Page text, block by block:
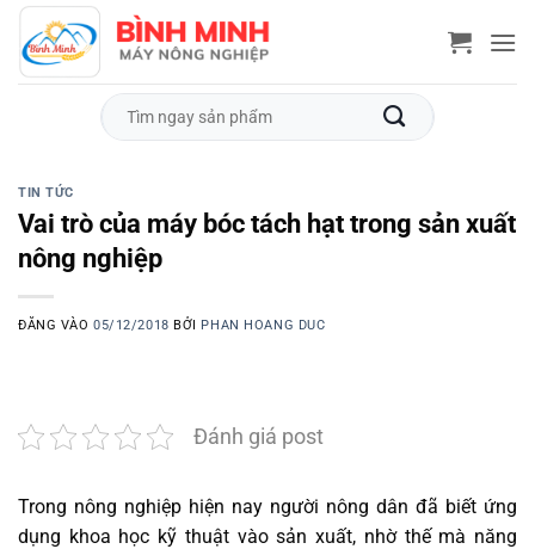
qua
nội
Tìm
TIN TỨC
Vai trò của máy bóc tách hạt trong sản xuất
nông nghiệp
ĐĂNG VÀO05/12/2018 BỞI PHAN HOANG DUC
Đánh giá post
Trong nông nghiệp hiện nay người nông dân đã biết ứng
dụng khoa học kỹ thuật vào sản xuất, nhờ thế mà năng